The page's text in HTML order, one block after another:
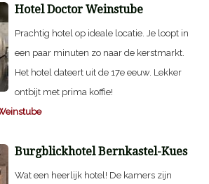
Hotel Doctor Weinstube
Prachtig hotel op ideale locatie. Je loopt in
een paar minuten zo naar de kerstmarkt.
Het hotel dateert uit de 17e eeuw. Lekker
ontbijt met prima koffie!
Burgblickhotel Bernkastel-Kues
Wat een heerlijk hotel! De kamers zijn